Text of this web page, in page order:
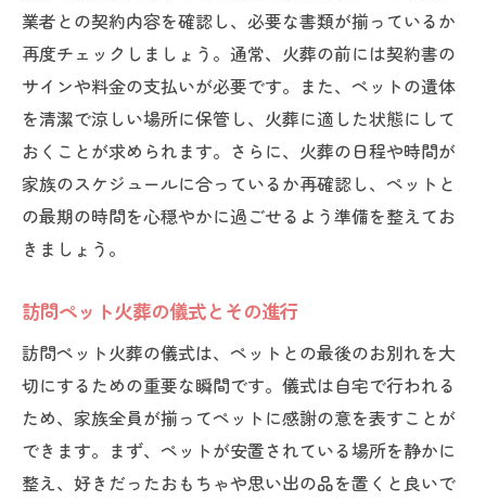
業者との契約内容を確認し、必要な書類が揃っているか
再度チェックしましょう。通常、火葬の前には契約書の
サインや料金の支払いが必要です。また、ペットの遺体
を清潔で涼しい場所に保管し、火葬に適した状態にして
おくことが求められます。さらに、火葬の日程や時間が
家族のスケジュールに合っているか再確認し、ペットと
の最期の時間を心穏やかに過ごせるよう準備を整えてお
きましょう。
訪問ペット火葬の儀式とその進行
訪問ペット火葬の儀式は、ペットとの最後のお別れを大
切にするための重要な瞬間です。儀式は自宅で行われる
ため、家族全員が揃ってペットに感謝の意を表すことが
できます。まず、ペットが安置されている場所を静かに
整え、好きだったおもちゃや思い出の品を置くと良いで